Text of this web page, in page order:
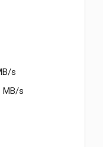
s
MB/s